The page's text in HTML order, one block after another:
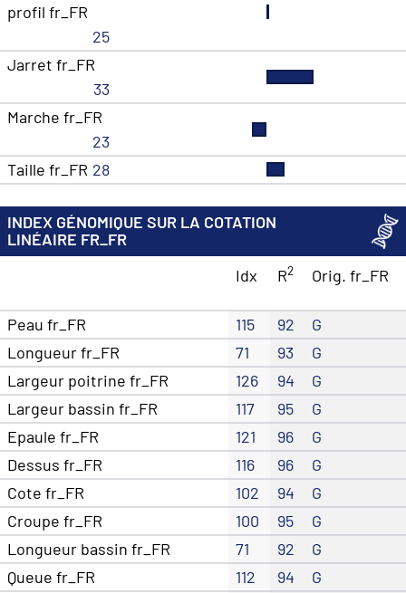
profil fr_FR
25
Jarret fr_FR
33
Marche fr_FR
23
Taille fr_FR 28
INDEX GÉNOMIQUE SUR LA COTATION
LINÉAIRE FR_FR
Idx
R2 Orig. fr_FR
Peau fr_FR 115 92
G
Longueur fr_FR
71 93
G
Largeur poitrine fr_FR
126 94
G
Largeur bassin fr_FR
117 95
G
Epaule fr_FR
121 96
G
Dessus fr_FR
116 96
G
Cote fr_FR
102 94
G
Croupe fr_FR
100 95
G
Longueur bassin fr_FR
71 92
G
Queue fr_FR
112 94
G